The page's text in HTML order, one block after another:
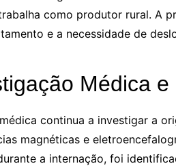
como produtor rural. A
e a necessidade de
Médica
continua a investigar a
magnéticas e
a internação, foi